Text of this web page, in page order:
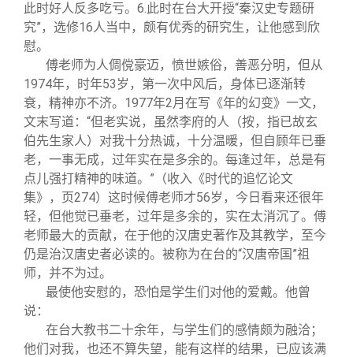
此时好人反多吃亏。6.此时在台大开授“秦汉史专题研
究”，选修16人当中，颇有优秀的研究生，让他感到欣
慰。
傅老师为人倜傥豪迈，愤世嫉俗，善恶分明，但从
1974年，时年53岁，第一次中风后，身体已逐渐转
衰，精神亦不济。1977年2月在写《年的幻变》一文，
文末写道：“但老实说，虽然李府的人（按，指已故玄
伯先生家人）对我十分热诚，十分温暖，但自顾年已垂
老，一事无成，过年实在是多余的。每逢过年，总是有
点儿强打精神的味道。”（收入《时代的追忆论文
集》，页274）这时候傅老师才56岁，今日看来还很年
轻，但他觉已垂老，过年是多余的，实在太消沉了。傅
老师最大的贡献，在于他的汉唐史著作及其教学，至今
仍是治汉唐史者必读的。被称为在台的“汉唐帝国”祖
师，并不为过。
最使他安慰的，恐怕是学生们对他的爱戴。他曾
说：
在台大教书二十余年，与学生们的感情颇为融洽；
他们对我，也还不算失望，能有这样的结果，已应该满